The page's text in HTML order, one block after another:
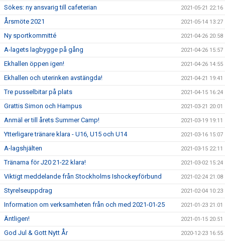
Sökes: ny ansvarig till cafeterian 2021-05-21 22:16
Årsmöte 2021 2021-05-14 13:27
Ny sportkommitté 2021-04-26 20:58
A-lagets lagbygge på gång 2021-04-26 15:57
Ekhallen öppen igen! 2021-04-26 14:55
Ekhallen och uterinken avstängda! 2021-04-21 19:41
Tre pusselbitar på plats 2021-04-15 16:24
Grattis Simon och Hampus 2021-03-21 20:01
Anmäl er till årets Summer Camp! 2021-03-19 19:11
Ytterligare tränare klara - U16, U15 och U14 2021-03-16 15:07
A-lagshjälten 2021-03-15 22:11
Tränarna för J20 21-22 klara! 2021-03-02 15:24
Viktigt meddelande från Stockholms Ishockeyförbund 2021-02-24 21:08
Styrelseuppdrag 2021-02-04 10:23
Information om verksamheten från och med 2021-01-25 2021-01-23 21:01
Äntligen! 2021-01-15 20:51
God Jul & Gott Nytt År 2020-12-23 16:55